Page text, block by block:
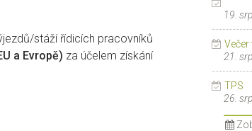
stáží řídicích pracovníků
a Evropě) za účelem získání
19.
Večer
21.
TPS
26.